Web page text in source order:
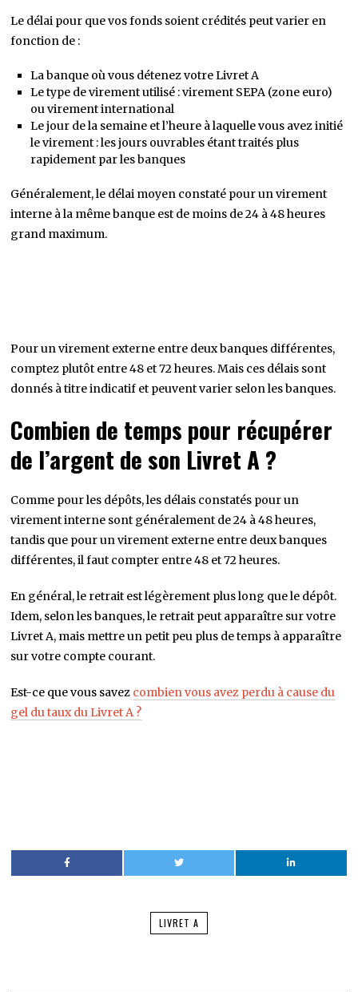
Le délai pour que vos fonds soient crédités peut varier en
fonction de :
La banque où vous détenez votre Livret A
Le type de virement utilisé : virement SEPA (zone euro)
ou virement international
Le jour de la semaine et l’heure à laquelle vous avez initié
le virement : les jours ouvrables étant traités plus
rapidement par les banques
Généralement, le délai moyen constaté pour un virement
interne à la même banque est de moins de 24 à 48 heures
grand maximum.
Pour un virement externe entre deux banques différentes,
comptez plutôt entre 48 et 72 heures. Mais ces délais sont
donnés à titre indicatif et peuvent varier selon les banques.
Combien de temps pour récupérer
de l’argent de son Livret A ?
Comme pour les dépôts, les délais constatés pour un
virement interne sont généralement de 24 à 48 heures,
tandis que pour un virement externe entre deux banques
différentes, il faut compter entre 48 et 72 heures.
En général, le retrait est légèrement plus long que le dépôt.
Idem, selon les banques, le retrait peut apparaître sur votre
Livret A, mais mettre un petit peu plus de temps à apparaître
sur votre compte courant.
Est-ce que vous savez combien vous avez perdu à cause du
gel du taux du Livret A ?
LIVRET A